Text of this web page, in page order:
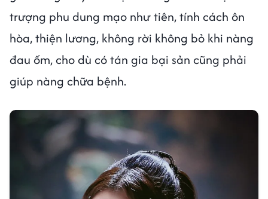
trượng phu dung mạo như tiên, tính cách ôn
hòa, thiện lương, không rời không bỏ khi nàng
đau ốm, cho dù có tán gia bại sản cũng phải
giúp nàng chữa bệnh.